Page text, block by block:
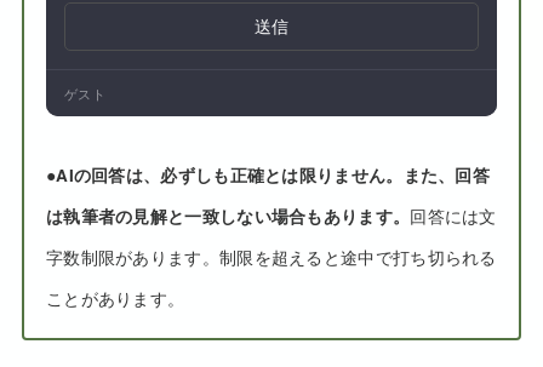
送信
ゲスト
●AIの回答は、必ずしも正確とは限りません。また、回答
は執筆者の見解と一致しない場合もあります。 回答には文
字数制限があります。制限を超えると途中で打ち切られる
ことがあります。